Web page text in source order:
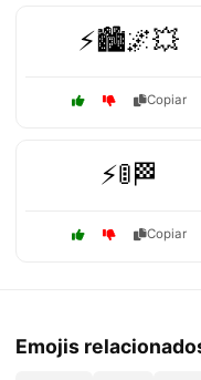
⚡🏙️🌌💥
Copiar
⚡🚦🏁
Copiar
Emojis